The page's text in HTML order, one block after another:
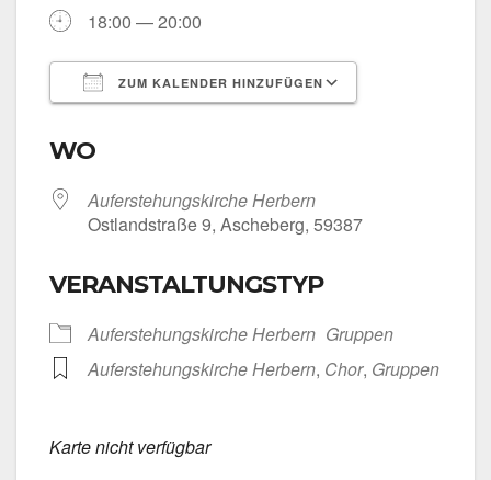
18:00 — 20:00
ZUM KALENDER HINZUFÜGEN
WO
Auf­er­ste­hungs­kir­che Her­bern
Ost­land­stra­ße 9, Asche­berg, 59387
VERANSTALTUNGSTYP
Auf­er­ste­hungs­kir­che Her­bern Grup­pen
Auf­er­ste­hungs­kir­che Her­bern, Chor, Grup­pen
Kar­te nicht ver­füg­bar